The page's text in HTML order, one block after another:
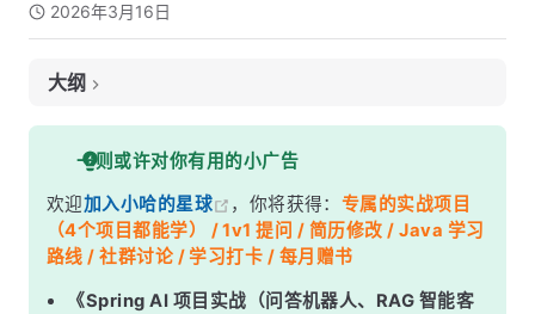
2026年3月16日
大纲
面试考察点
核心答案
深度解析
一、什么是菱形继承问题
二、C++ 如何解决菱形问题
一则或许对你有用的小广告
欢迎加入小哈的星球 ，你将获得： 专属的实战项目
（4个项目都能学） / 1v1 提问 / 简历修改 / Java 学习
路线 / 社群讨论 / 学习打卡 / 每月赠书
《Spring AI 项目实战（问答机器人、RAG 智能客